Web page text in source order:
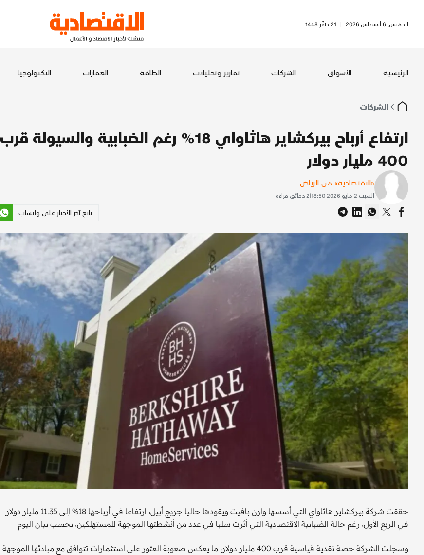
الخميس, 6 أغسطس 2026 | 21 صَفَر 1448
الرئيسية الأسواق الشركات تقارير وتحليلات الطاقة العقارات التكنولوجيا
الشركات
ارتفاع أرباح بيركشاير هاثاواي 18% رغم الضبابية والسيولة قرب
400 مليار دولار
«الاقتصادية» من الرياض
السبت 2 مايو 2026 18:50 |
2 دقائق قراءة
تابع آخر الأخبار على واتساب
حققت شركة بيركشاير هاثاواي التي أسسها وارن بافيت ويقودها حاليا جريج أبيل، ارتفاعا في أرباحها 18% إلى 11.35 مليار دولار
في الربع الأول، رغم حالة الضبابية الاقتصادية التي أثرت سلبا في عدد من أنشطتها الموجهة للمستهلكين، بحسب بيان اليوم
وسجلت الشركة حصة نقدية قياسية قرب 400 مليار دولار، ما يعكس صعوبة العثور على استثمارات تتوافق مع مبادئها الموجهة